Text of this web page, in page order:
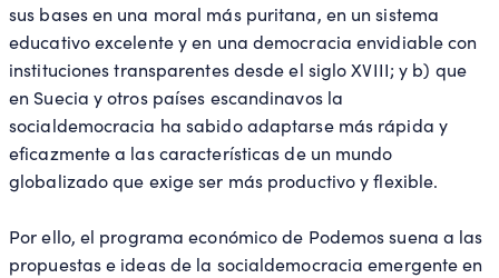
sus bases en una moral más puritana, en un sistema
educativo excelente y en una democracia envidiable con
instituciones transparentes desde el siglo XVIII; y b) que
en Suecia y otros países escandinavos la
socialdemocracia ha sabido adaptarse más rápida y
eficazmente a las características de un mundo
globalizado que exige ser más productivo y flexible.
Por ello, el programa económico de Podemos suena a las
propuestas e ideas de la socialdemocracia emergente en